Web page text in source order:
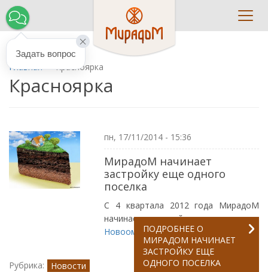
Главная Красноярка
Красноярка
пн, 17/11/2014 - 15:36
МирадоМ начинает
застройку еще одного
поселка
С 4 квартала 2012 года МирадоМ
начинает застройку поселка вп.
Новоомский.
Рубрика: Новости
ПОДРОБНЕЕ О
МИРАДОМ НАЧИНАЕТ
ЗАСТРОЙКУ ЕЩЕ
ОДНОГО ПОСЕЛКА
Задать вопрос